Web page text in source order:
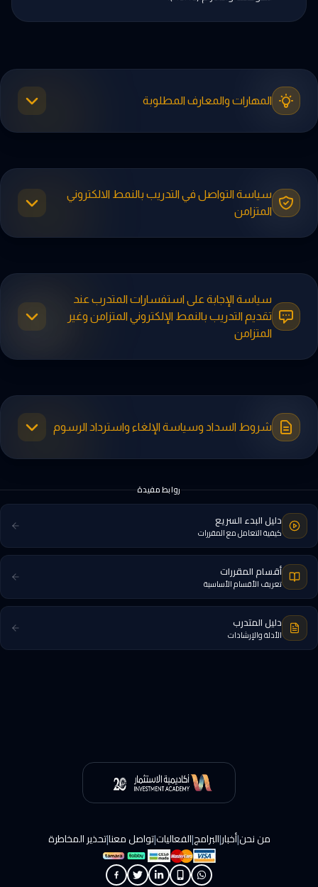
المهارات والمعارف المطلوبة
سياسة التواصل في التدريب بالنمط الالكتروني
المتزامن
سياسة الإجابة على استفسارات المتدرب عند
تقديم التدريب بالنمط الإلكتروني المتزامن وغير
المتزامن
شروط السداد وسياسة الإلغاء واسترداد الرسوم
روابط مفيدة
دليل البدء السريع
كيفية التعامل مع المقررات
أقسام المقررات
تعريف الأقسام الأساسية
دليل المتدرب
الأدلة والإرشادات
من نحن|أخبار|البرامج|الفعاليات|تواصل معنا|تحذير المخاطرة